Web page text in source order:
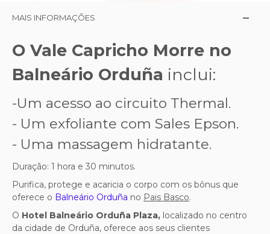
MAIS INFORMAÇÕES
O Vale Capricho Morre no
Balneário Orduña inclui:
-Um acesso ao circuito Thermal.
- Um exfoliante com Sales Epson.
- Uma massagem hidratante.
Duração: 1 hora e 30 minutos.
Purifica, protege e acaricia o corpo com os bônus que
oferece o Balneário Orduña no Pais Basco.
O Hotel Balneário Orduña Plaza, localizado no centro
da cidade de Orduña, oferece aos seus clientes